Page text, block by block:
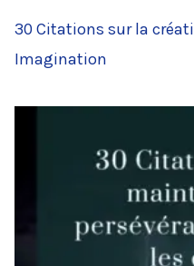
30 Citations sur la
Imagination